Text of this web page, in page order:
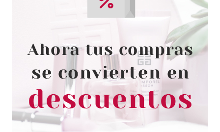
RALPH LAUREN
RALPH LAUREN RALPH EDT
100 ML VP.
Pvr 120.00€
-46%
desde
64.50€